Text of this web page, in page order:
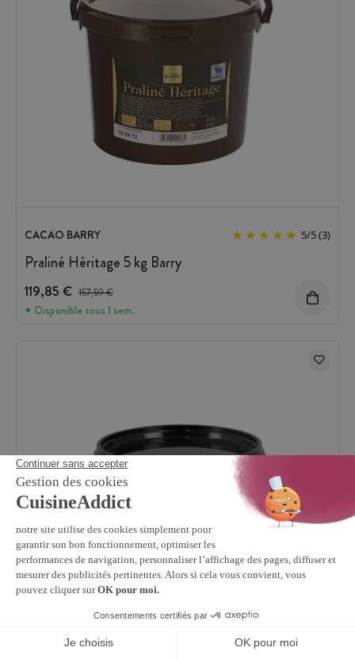
CACAO BARRY 5/5(3)
Praliné Héritage 5 kg Barry
119,85 € Prix avant réduction :
157,59 €
Disponible sous 1 sem.